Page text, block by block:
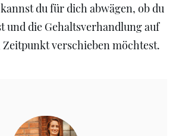
du für dich abwägen, ob du
und die Gehaltsverhandlung auf
Zeitpunkt verschieben möchtest.